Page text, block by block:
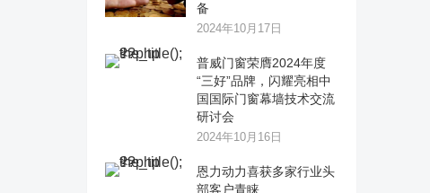
备
2024年10月17日
普威门窗荣膺2024年度
“三好”品牌，闪耀亮相中
国国际门窗幕墙技术交流
研讨会
2024年10月16日
恩力动力喜获多家行业头
部客户青睐